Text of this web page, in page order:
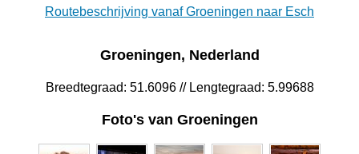
Routebeschrijving vanaf Groeningen naar Esch
Groeningen, Nederland
Breedtegraad: 51.6096 // Lengtegraad: 5.99688
Foto's van Groeningen